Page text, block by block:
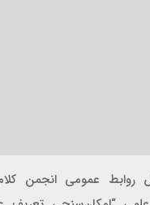
روابط عمومی انجمن